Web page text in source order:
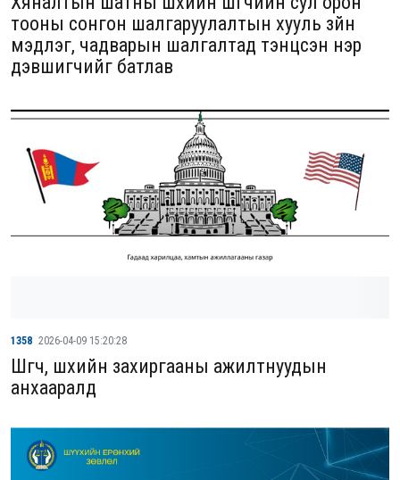
тооны сонгон шалгаруулалтын хууль зүйн
мэдлэг, чадварын шалгалтад тэнцсэн нэр
дэвшигчийг батлав
1358 2026-04-09 15:20:28
Шүүгч, шүүхийн захиргааны ажилтнуудын
анхааралд